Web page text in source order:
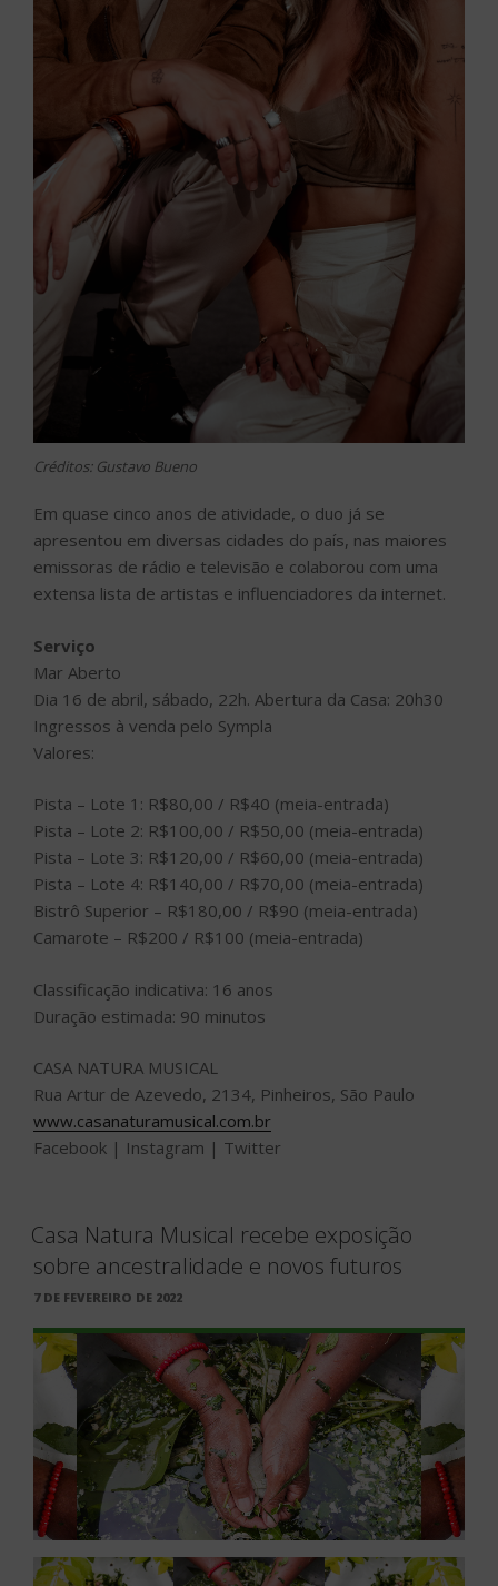
Créditos: Gustavo Bueno
Em quase cinco anos de atividade, o duo já se
apresentou em diversas cidades do país, nas maiores
emissoras de rádio e televisão e colaborou com uma
extensa lista de artistas e influenciadores da internet.
Serviço
Mar Aberto
Dia 16 de abril, sábado, 22h. Abertura da Casa: 20h30
Ingressos à venda pelo Sympla
Valores:
Pista – Lote 1: R$80,00 / R$40 (meia-entrada)
Pista – Lote 2: R$100,00 / R$50,00 (meia-entrada)
Pista – Lote 3: R$120,00 / R$60,00 (meia-entrada)
Pista – Lote 4: R$140,00 / R$70,00 (meia-entrada)
Bistrô Superior – R$180,00 / R$90 (meia-entrada)
Camarote – R$200 / R$100 (meia-entrada)
Classificação indicativa: 16 anos
Duração estimada: 90 minutos
CASA NATURA MUSICAL
Rua Artur de Azevedo, 2134, Pinheiros, São Paulo
www.casanaturamusical.com.br
Facebook | Instagram | Twitter
Casa Natura Musical recebe exposição
sobre ancestralidade e novos futuros
PUBLICADO
7 DE FEVEREIRO DE 2022